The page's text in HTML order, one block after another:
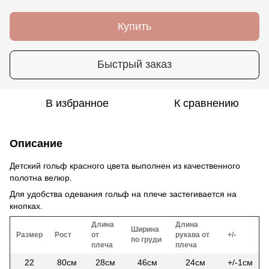
Купить
Быстрый заказ
В избранное К сравнению
Описание
Детский гольф красного цвета выполнен из качественного
полотна велюр.
Для удобства одевания гольф на плече застегивается на
кнопках.
Размер Рост
Длина
от
плеча
Ширина
по груди
Длина
рукава от
плеча
+/-
22 80см 28см 46см 24см
+/-1см